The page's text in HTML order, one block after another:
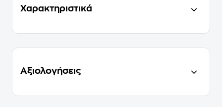
Χαρακτηριστικά
Αξιολογήσεις